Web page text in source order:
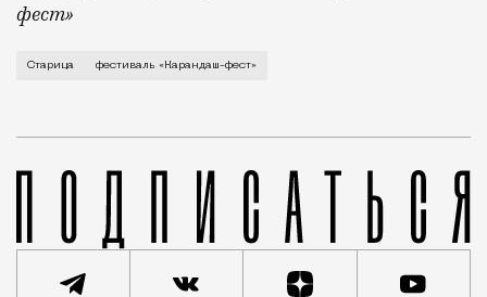
фест»
В минувший уикенд маленькая Старица в
Старица фестиваль «Карандаш-фест»